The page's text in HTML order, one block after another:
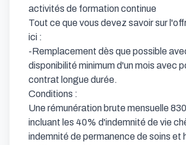
activités de formation continue
Tout ce que vous devez savoir sur
ici :
-Remplacement dès que possible
disponibilité minimum d'un mois avec
contrat longue durée.
Conditions :
Une rémunération brute mensuelle
incluant les 40% d'indemnité de vie
indemnité de permanence de soins et